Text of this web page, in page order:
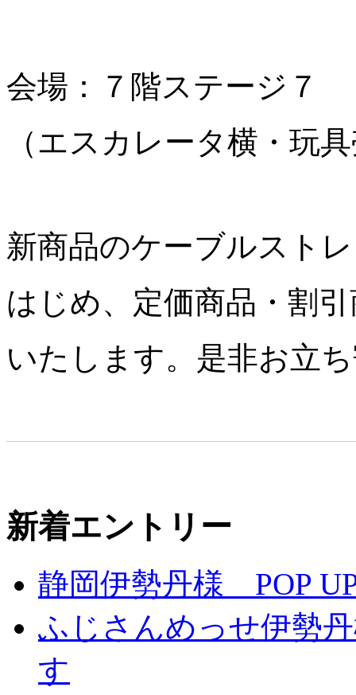
会場：７階ステージ７
（エスカレータ横・玩
新商品のケーブルスト
はじめ、定価商品・割
いたします。是非お立
新着エントリー
静岡伊勢丹様 POP
ふじさんめっせ伊勢
す